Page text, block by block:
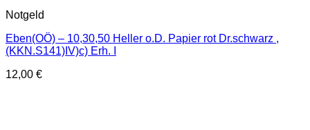
Notgeld
Eben(OÖ) – 10,30,50 Heller o.D. Papier rot Dr.schwarz ,
(KKN.S141)IV)c) Erh. I
12,00 €